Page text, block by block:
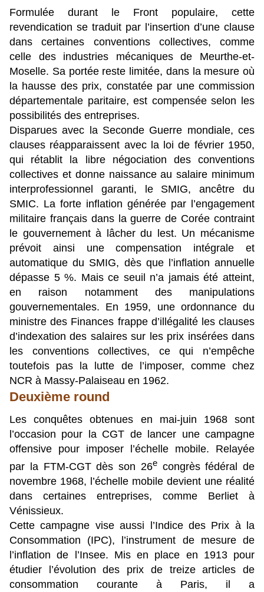
Formulée durant le Front populaire, cette
revendication se traduit par l’insertion d’une clause
dans certaines conventions collectives, comme
celle des industries mécaniques de Meurthe-et-
Moselle. Sa portée reste limitée, dans la mesure où
la hausse des prix, constatée par une commission
départementale paritaire, est compensée selon les
possibilités des entreprises.
Disparues avec la Seconde Guerre mondiale, ces
clauses réapparaissent avec la loi de février 1950,
qui rétablit la libre négociation des conventions
collectives et donne naissance au salaire minimum
interprofessionnel garanti, le SMIG, ancêtre du
SMIC. La forte inflation générée par l’engagement
militaire français dans la guerre de Corée contraint
le gouvernement à lâcher du lest. Un mécanisme
prévoit ainsi une compensation intégrale et
automatique du SMIG, dès que l’inflation annuelle
dépasse 5 %. Mais ce seuil n’a jamais été atteint,
en raison notamment des manipulations
gouvernementales. En 1959, une ordonnance du
ministre des Finances frappe d’illégalité les clauses
d’indexation des salaires sur les prix insérées dans
les conventions collectives, ce qui n’empêche
toutefois pas la lutte de l’imposer, comme chez
NCR à Massy-Palaiseau en 1962.
Deuxième round
Les conquêtes obtenues en mai-juin 1968 sont
l’occasion pour la CGT de lancer une campagne
offensive pour imposer l’échelle mobile. Relayée
par la FTM-CGT dès son 26econgrès fédéral de
novembre 1968, l’échelle mobile devient une réalité
dans certaines entreprises, comme Berliet à
Vénissieux.
Cette campagne vise aussi l’Indice des Prix à la
Consommation (IPC), l’instrument de mesure de
l’inflation de l’Insee. Mis en place en 1913 pour
étudier l’évolution des prix de treize articles de
consommation courante à Paris, il a